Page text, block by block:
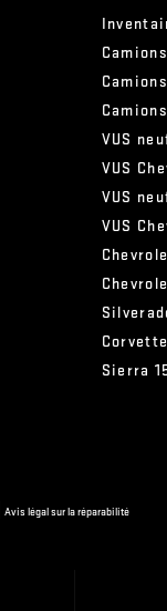
VUS
VUS
VUS
VUS
Sierra
Avis légal sur la réparabilité